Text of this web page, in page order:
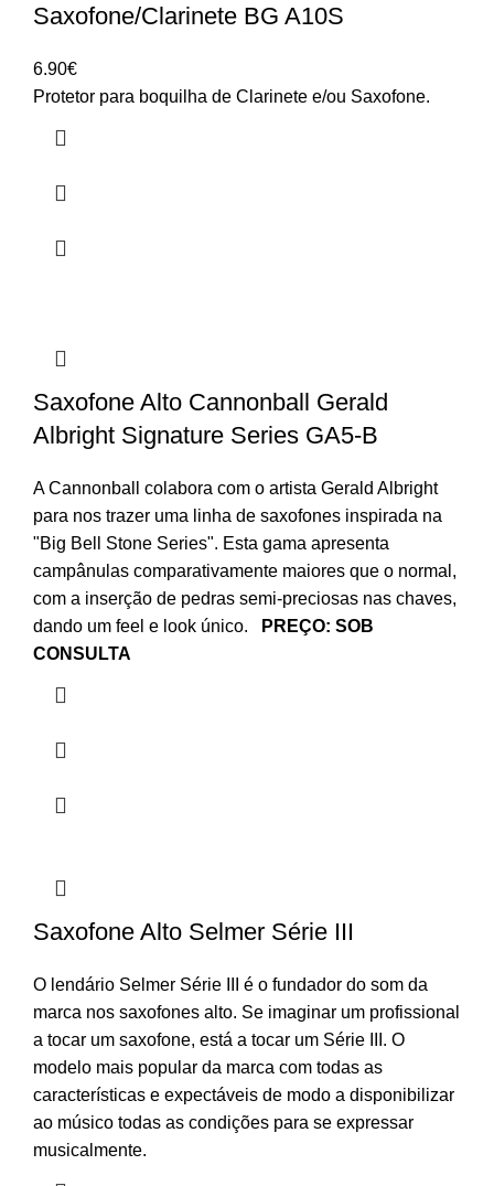
Saxofone/Clarinete BG A10S
6.90€
Protetor para boquilha de Clarinete e/ou Saxofone.
Saxofone Alto Cannonball Gerald
Albright Signature Series GA5-B
A Cannonball colabora com o artista Gerald Albright
para nos trazer uma linha de saxofones inspirada na
"Big Bell Stone Series". Esta gama apresenta
campânulas comparativamente maiores que o normal,
com a inserção de pedras semi-preciosas nas chaves,
dando um feel e look único.
PREÇO: SOB
CONSULTA
Saxofone Alto Selmer Série III
O lendário Selmer Série III é o fundador do som da
marca nos saxofones alto. Se imaginar um profissional
a tocar um saxofone, está a tocar um Série III. O
modelo mais popular da marca com todas as
características e expectáveis de modo a disponibilizar
ao músico todas as condições para se expressar
musicalmente.